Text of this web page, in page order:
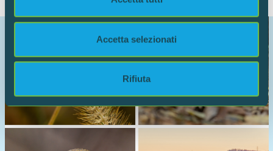
dalla Dichiarazione sui cookie.
Utilizziamo i cookie per personalizzare contenuti ed
analizzare il nostro traffico. Condividiamo inoltre
informazioni sul modo in cui utilizzi il nostro sito con i
nostri partner che si occupano di analisi dei dati web,
pubblicità e social media, i quali potrebbero combinarle
con altre informazioni che hai fornito loro o che hanno
Accetta selezionati
Rifiuta